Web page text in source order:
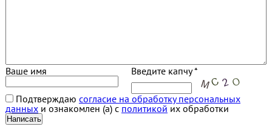
Ваше имя Введите капчу *
Подтверждаю согласие на обработку персональных
данныхи ознакомлен (а) с политикой их обработки